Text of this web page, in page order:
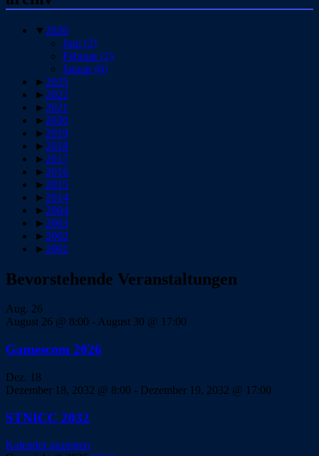
▼ 2026
Juni (2)
Februar(2)
Januar(6)
► 2025
► 2022
► 2021
► 2020
► 2019
► 2018
► 2017
► 2016
► 2015
► 2014
► 2004
► 2003
► 2002
► 2001
Bevorstehende Veranstaltungen
Aug. 26
August 26 @ 8:00 -August 30 @ 17:00
Gamescom 2026
Dez. 18
Dezember 18, 2032 @ 8:00 - Dezember 19, 2032 @ 17:00
STNICC 2032
Kalender anzeigen